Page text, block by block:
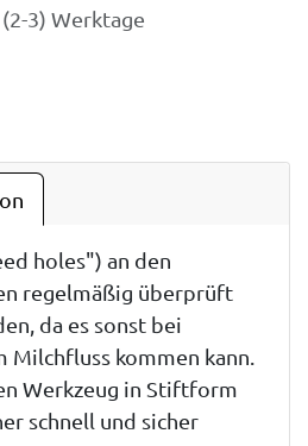
3) Werktage
holes") an den
regelmäßig überprüft
da es sonst bei
kommen kann.
Werkzeug in Stiftform
schnell und sicher